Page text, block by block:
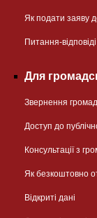
Як подати заяву до
Питання-відповіді
Для
Звернення
Доступ до
Консультації з
Як безкоштовно
Відкриті дані